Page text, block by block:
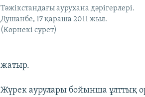
Тәжікстандағы аурухана дәрігерлері.
Душанбе, 17 қараша 2011 жыл.
(Көрнекі сурет)
жатыр.
Жүрек аурулары бойынша ұлттық